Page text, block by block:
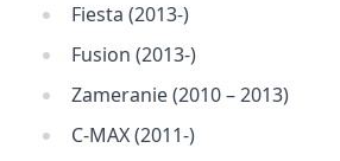
Fiesta (2013-)
Fusion (2013-)
Zameranie (2010 – 2013)
C-MAX (2011-)